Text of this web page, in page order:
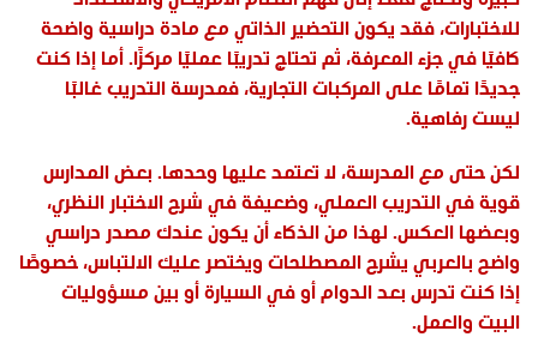
للاختبارات، فقد يكون التحضير الذاتي مع مادة دراسية واضحة
كافيًا في جزء المعرفة، ثم تحتاج تدريبًا عمليًا مركزًا. أما إذا كنت
جديدًا تمامًا على المركبات التجارية، فمدرسة التدريب غالبًا
ليست رفاهية.
لكن حتى مع المدرسة، لا تعتمد عليها وحدها. بعض المدارس
قوية في التدريب العملي، وضعيفة في شرح الاختبار النظري،
وبعضها العكس. لهذا من الذكاء أن يكون عندك مصدر دراسي
واضح بالعربي يشرح المصطلحات ويختصر عليك الالتباس، خصوصًا
إذا كنت تدرس بعد الدوام أو في السيارة أو بين مسؤوليات
البيت والعمل.